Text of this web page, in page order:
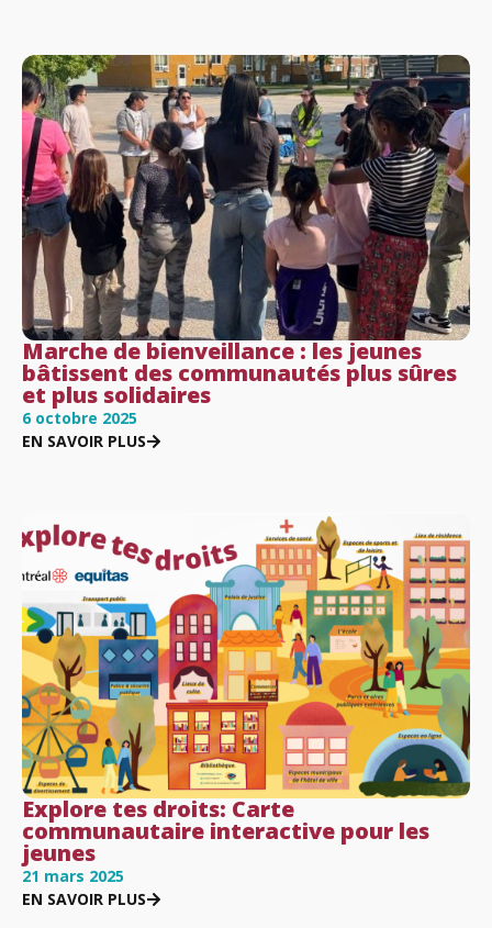
Marche de bienveillance : les jeunes
bâtissent des communautés plus sûres
et plus solidaires
6 octobre 2025
EN SAVOIR PLUS
Explore tes droits: Carte
communautaire interactive pour les
jeunes
21 mars 2025
EN SAVOIR PLUS